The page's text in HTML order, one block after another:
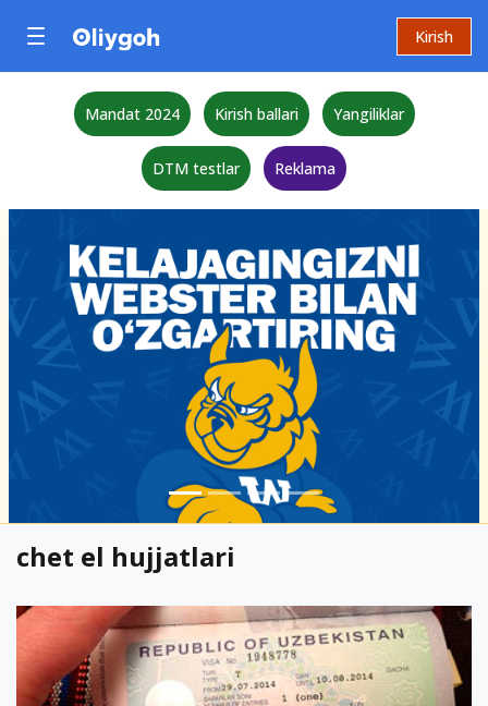
Kirish
Mandat 2024 Kirish ballari Yangiliklar
DTM testlar Reklama
chet el hujjatlari